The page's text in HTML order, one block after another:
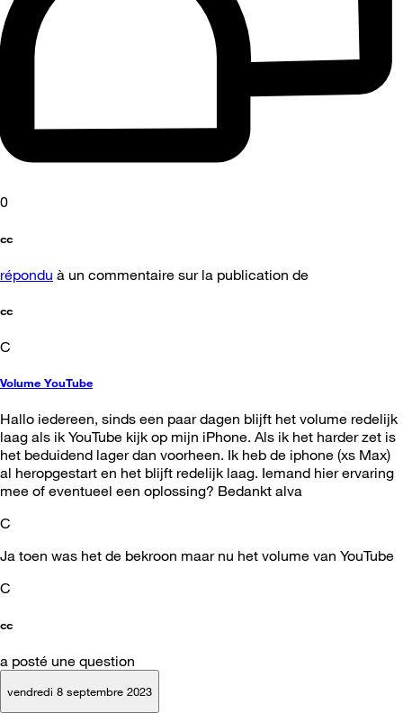
0
cc
répondu à un commentaire sur la publication de
cc
C
Volume YouTube
Hallo iedereen, sinds een paar dagen blijft het volume redelijk
laag als ik YouTube kijk op mijn iPhone. Als ik het harder zet is
het beduidend lager dan voorheen. Ik heb de iphone (xs Max)
al heropgestart en het blijft redelijk laag. Iemand hier ervaring
mee of eventueel een oplossing? Bedankt alva
C
Ja toen was het de bekroon maar nu het volume van YouTube
C
cc
a posté une question
vendredi 8 septembre 2023